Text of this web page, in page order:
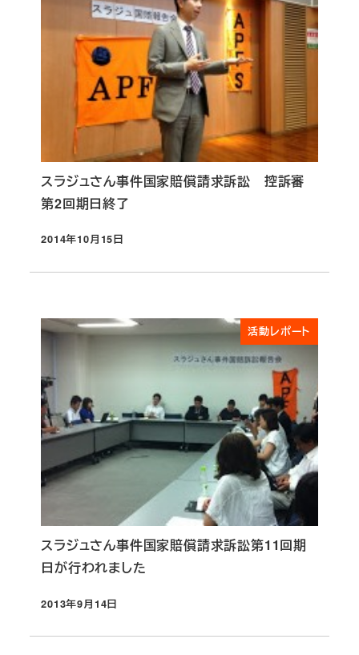
スラジュさん事件国家賠償請求訴訟 控訴審
第2回期日終了
投稿日
2014年10月15日
活動レポート
スラジュさん事件国家賠償請求訴訟第11回期
日が行われました
投稿日
2013年9月14日